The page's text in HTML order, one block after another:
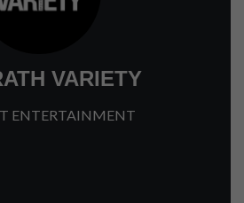
VARIETY
ENTERTAINMENT